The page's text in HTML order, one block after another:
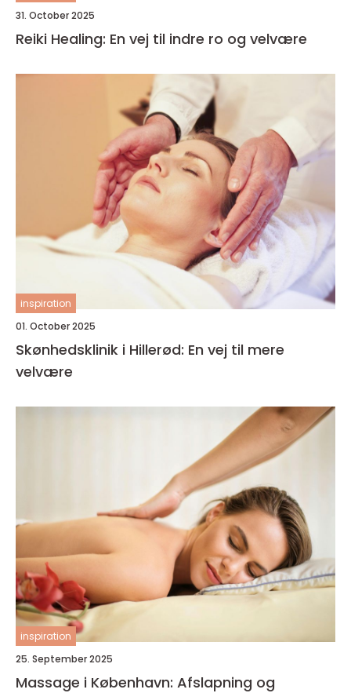
31. October 2025
Reiki Healing: En vej til indre ro og velvære
inspiration
01. October 2025
Skønhedsklinik i Hillerød: En vej til mere
velvære
inspiration
25. September 2025
Massage i København: Afslapning og